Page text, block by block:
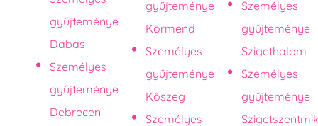
gyűjteménye
Dabas
Személyes
gyűjteménye
Debrecen
gyűjteménye
Körmend
Személyes
gyűjteménye
Kőszeg
Személyes
Személyes
gyűjteménye
Szigethalom
Személyes
gyűjteménye